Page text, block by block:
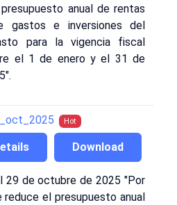
anual de rentas
gastos e inversiones del
para la vigencia fiscal
el 1 de enero y el 31 de
Hot
Download
29 de octubre de 2025 "Por
reduce el presupuesto anual